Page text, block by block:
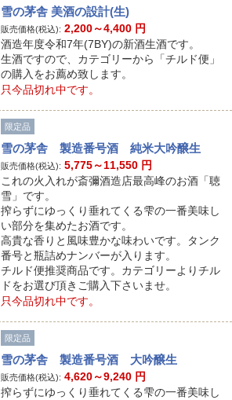
雪の茅舎 美酒の設計(生)
販売価格(税込): 2,200～4,400 円
酒造年度令和7年(7BY)の新酒生酒です。
生酒ですので、カテゴリーから「チルド便」
の購入をお薦め致します。
只今品切れ中です。
限定品
雪の茅舎 製造番号酒 純米大吟醸生
販売価格(税込): 5,775～11,550 円
これの火入れが斎彌酒造店最高峰のお酒「聴
雪」です。
搾らずにゆっくり垂れてくる雫の一番美味し
い部分を集めたお酒です。
高貴な香りと風味豊かな味わいです。タンク
番号と瓶詰めナンバーが入ります。
チルド便推奨商品です。カテゴリーよりチル
ドをお選び頂きご購入下さいませ。
只今品切れ中です。
限定品
雪の茅舎 製造番号酒 大吟醸生
販売価格(税込): 4,620～9,240 円
搾らずにゆっくり垂れてくる雫の一番美味し